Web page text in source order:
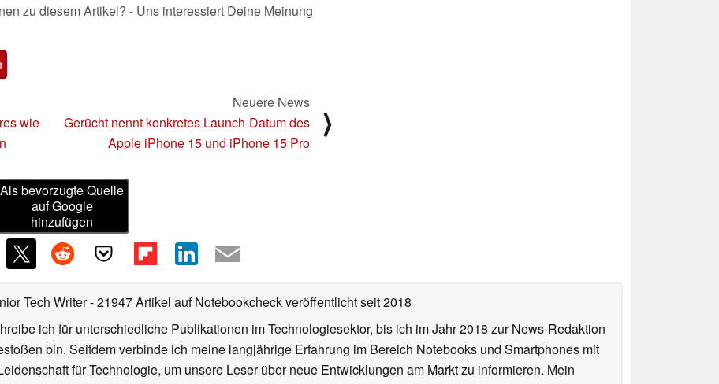
zu diesem Artikel? - Uns interessiert Deine Meinung
wie
Neuere News
Gerücht nennt konkretes Launch-Datum des
Apple iPhone 15 und iPhone 15 Pro
⟩
Als bevorzugte Quelle
auf Google
hinzufügen
Tech Writer- 21947 Artikel auf Notebookcheck veröffentlichtseit 2018
ich für unterschiedliche Publikationen im Technologiesektor, bis ich im Jahr 2018 zur News-Redaktion
bin. Seitdem verbinde ich meine langjährige Erfahrung im Bereich Notebooks und Smartphones mit
für Technologie, um unsere Leser über neue Entwicklungen am Markt zu informieren. Mein